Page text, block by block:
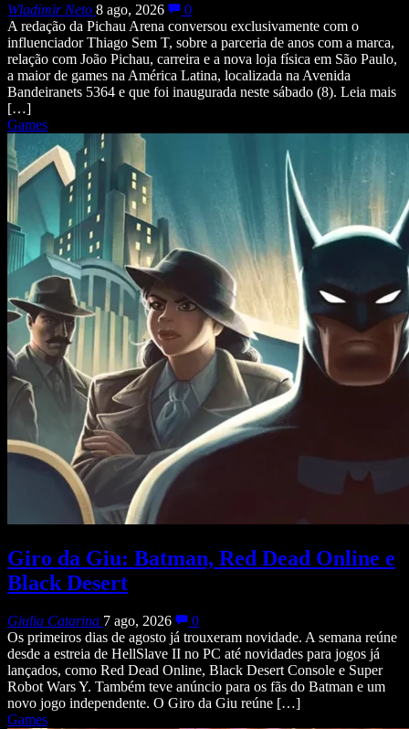
Wladimir Neto 8 ago, 2026
0
A redação da Pichau Arena conversou exclusivamente com o
influenciador Thiago Sem T, sobre a parceria de anos com a marca,
relação com João Pichau, carreira e a nova loja física em São Paulo,
a maior de games na América Latina, localizada na Avenida
Bandeiranets 5364 e que foi inaugurada neste sábado (8). Leia mais
[…]
Games
Giro da Giu: Batman, Red Dead Online e
Black Desert
Giulia Catarina 7 ago, 2026
0
Os primeiros dias de agosto já trouxeram novidade. A semana reúne
desde a estreia de HellSlave II no PC até novidades para jogos já
lançados, como Red Dead Online, Black Desert Console e Super
Robot Wars Y. Também teve anúncio para os fãs do Batman e um
novo jogo independente. O Giro da Giu reúne […]
Games